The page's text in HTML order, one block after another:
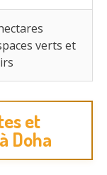
verts et
et
Doha